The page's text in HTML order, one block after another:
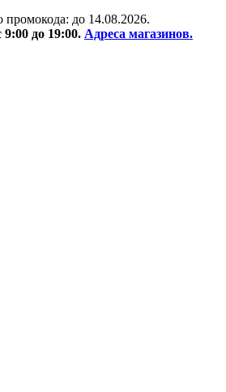
промокода: до 14.08.2026.
до 19:00. Адреса магазинов.